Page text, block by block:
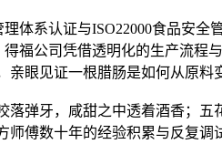
体系认证与ISO22000食品安全
福公司凭借透明化的生产流程
眼见证一根腊肠是如何从原料
弹牙，咸甜之中透着酒香；五
傅数十年的经验积累与反复调